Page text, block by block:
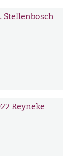
Stellenbosch
Reyneke